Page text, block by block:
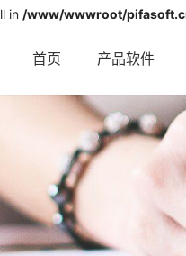
in /www/wwwroot/
首页 产品软件